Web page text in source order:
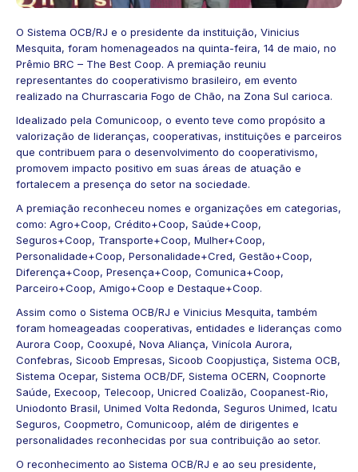
O Sistema OCB/RJ e o presidente da instituição, Vinicius
Mesquita, foram homenageados na quinta-feira, 14 de maio, no
Prêmio BRC – The Best Coop. A premiação reuniu
representantes do cooperativismo brasileiro, em evento
realizado na Churrascaria Fogo de Chão, na Zona Sul carioca.
Idealizado pela Comunicoop, o evento teve como propósito a
valorização de lideranças, cooperativas, instituições e parceiros
que contribuem para o desenvolvimento do cooperativismo,
promovem impacto positivo em suas áreas de atuação e
fortalecem a presença do setor na sociedade.
A premiação reconheceu nomes e organizações em categorias,
como: Agro+Coop, Crédito+Coop, Saúde+Coop,
Seguros+Coop, Transporte+Coop, Mulher+Coop,
Personalidade+Coop, Personalidade+Cred, Gestão+Coop,
Diferença+Coop, Presença+Coop, Comunica+Coop,
Parceiro+Coop, Amigo+Coop e Destaque+Coop.
Assim como o Sistema OCB/RJ e Vinicius Mesquita, também
foram homeageadas cooperativas, entidades e lideranças como
Aurora Coop, Cooxupé, Nova Aliança, Vinícola Aurora,
Confebras, Sicoob Empresas, Sicoob Coopjustiça, Sistema OCB,
Sistema Ocepar, Sistema OCB/DF, Sistema OCERN, Coopnorte
Saúde, Execoop, Telecoop, Unicred Coalizão, Coopanest-Rio,
Uniodonto Brasil, Unimed Volta Redonda, Seguros Unimed, Icatu
Seguros, Coopmetro, Comunicoop, além de dirigentes e
personalidades reconhecidas por sua contribuição ao setor.
O reconhecimento ao Sistema OCB/RJ e ao seu presidente,